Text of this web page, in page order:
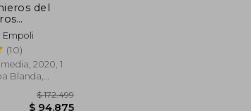
30%
del
Empoli
(10)
2020, 1
Blanda,